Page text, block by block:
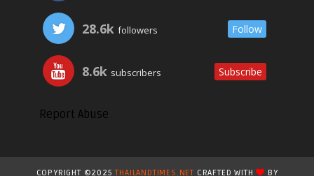
28.6k followers Follow
8.6k subscribers Subscribe
Report Abuse
COPYRIGHT ©2025THAILANDTIMES.NETCRAFTED WITH BY